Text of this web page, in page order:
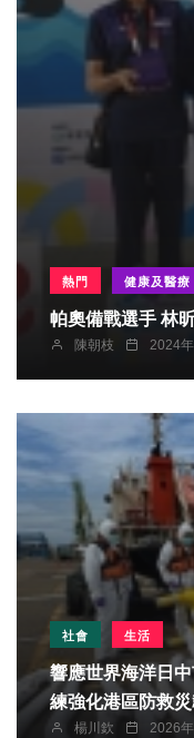
熱門 健康及醫療
帕奧
陳朝枝 2024
社會 生活
響應世界海洋日
練強化港區防救
楊川欽 2026